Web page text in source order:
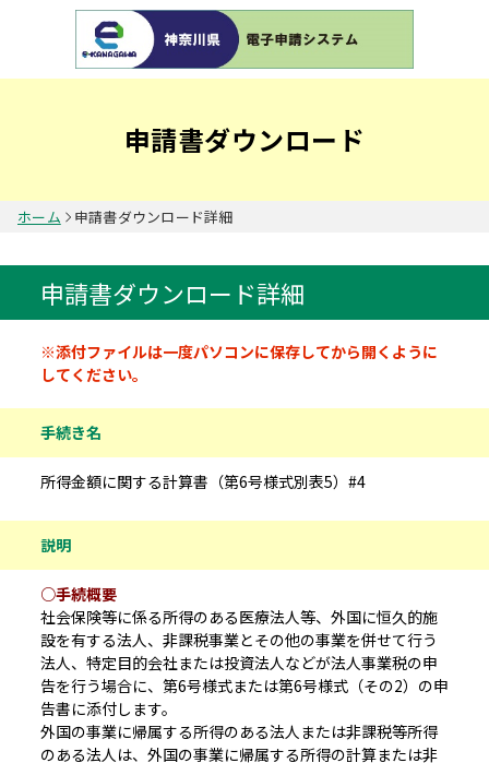
申請書ダウンロード
ホーム 申請書ダウンロード詳細
申請書ダウンロード詳細
申請書情報※添付ファイルは一度パソコンに保存してから開くように
してください。
手続き名
所得金額に関する計算書（第6号様式別表5）#4
説明
○手続概要
社会保険等に係る所得のある医療法人等、外国に恒久的施
設を有する法人、非課税事業とその他の事業を併せて行う
法人、特定目的会社または投資法人などが法人事業税の申
告を行う場合に、第6号様式または第6号様式（その2）の申
告書に添付します。
外国の事業に帰属する所得のある法人または非課税等所得
のある法人は、外国の事業に帰属する所得の計算または非